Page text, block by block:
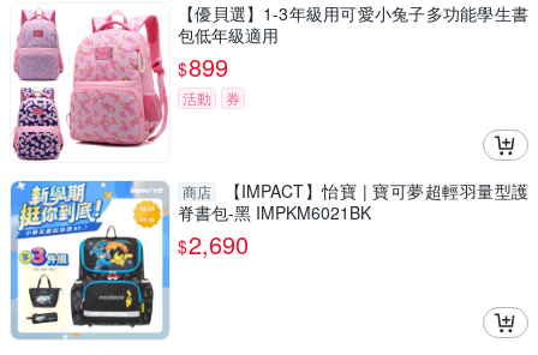
【優貝選】1-3年級用可愛小兔子多功能學生書
包低年級適用
$899
活動 券
商店
【IMPACT】怡寶 | 寶可夢超輕羽量型護
脊書包-黑 IMPKM6021BK
$2,690